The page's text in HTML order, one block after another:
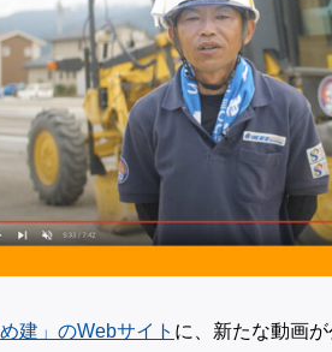
建」のWebサイト に、新たな動画が